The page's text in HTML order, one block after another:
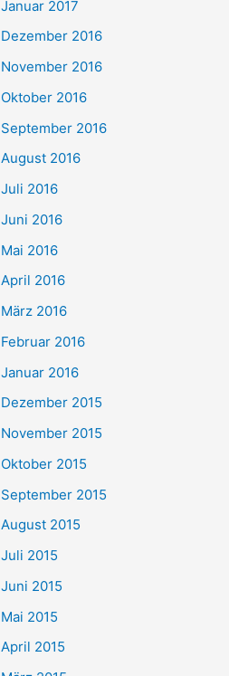
Januar 2017
Dezember 2016
November 2016
Oktober 2016
September 2016
August 2016
Juli 2016
Juni 2016
Mai 2016
April 2016
März 2016
Februar 2016
Januar 2016
Dezember 2015
November 2015
Oktober 2015
September 2015
August 2015
Juli 2015
Juni 2015
Mai 2015
April 2015